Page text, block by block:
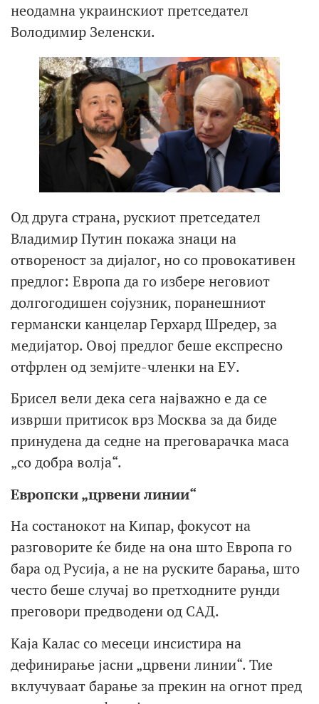
неодамна украинскиот претседател
Володимир Зеленски.
Од друга страна, рускиот претседател
Владимир Путин покажа знаци на
отвореност за дијалог, но со провокативен
предлог: Европа да го избере неговиот
долгогодишен сојузник, поранешниот
германски канцелар Герхард Шредер, за
медијатор. Овој предлог беше експресно
отфрлен од земјите-членки на ЕУ.
Брисел вели дека сега најважно е да се
изврши притисок врз Москва за да биде
принудена да седне на преговарачка маса
„со добра волја“.
Европски „црвени линии“
На состанокот на Кипар, фокусот на
разговорите ќе биде на она што Европа го
бара од Русија, а не на руските барања, што
често беше случај во претходните рунди
преговори предводени од САД.
Каја Калас со месеци инсистира на
дефинирање јасни „црвени линии“. Тие
вклучуваат барање за прекин на огнот пред